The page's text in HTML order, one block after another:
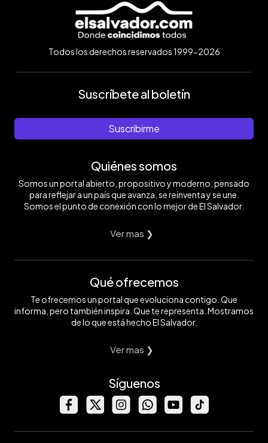
Todos los derechos reservados 1999-2026
Suscríbete al boletín
Suscribirme
Quiénes somos
Somos un portal abierto, propositivo y moderno, pensado
para reflejar a un país que avanza, se reinventa y se une.
Somos el punto de conexión con lo mejor de El Salvador.
Ver mas ❯
Qué ofrecemos
Te ofrecemos un portal que evoluciona contigo. Que
informa, pero también inspira. Que te representa. Mostramos
de lo que está hecho El Salvador.
Ver mas ❯
Síguenos